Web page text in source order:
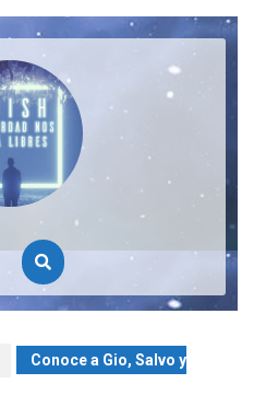
Conoce a Gio, Salvo y